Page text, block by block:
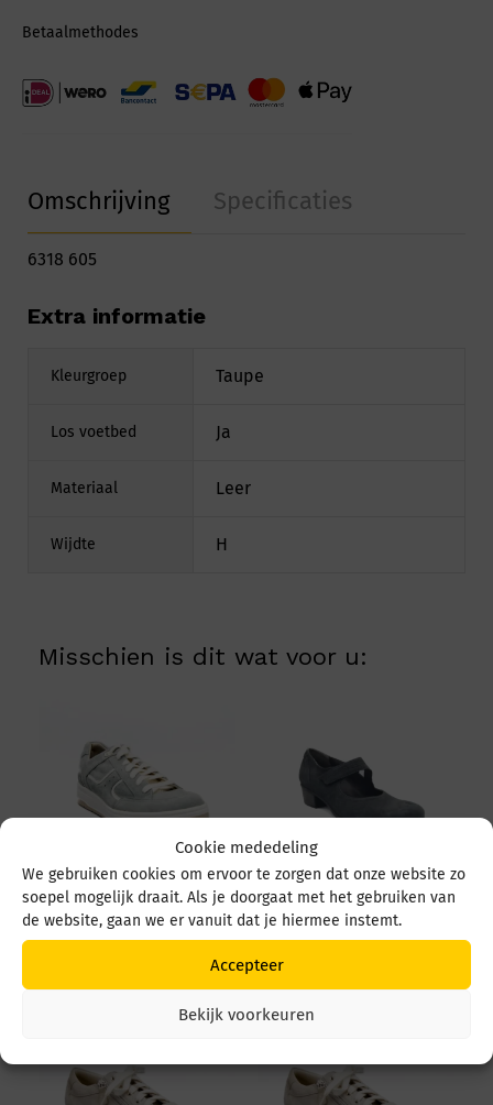
Cookie mededeling
We gebruiken cookies om ervoor te zorgen dat onze website zo
soepel mogelijk draait. Als je doorgaat met het gebruiken van
de website, gaan we er vanuit dat je hiermee instemt.
Accepteer
Bekijk voorkeuren
Betaalmethodes
Omschrijving Specificaties
6318 605
Extra informatie
Kleurgroep Taupe
Los voetbed Ja
Materiaal Leer
Wijdte H
Misschien is dit wat voor u:
Durea 6299 684 6299
684 1526 L. Ocean/wit
259,95
Durea 5679 5679 035
4549 Zwart